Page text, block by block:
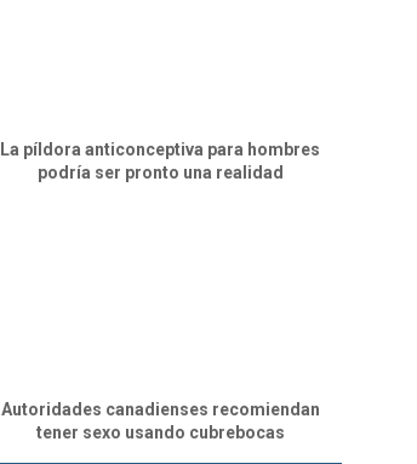
La píldora anticonceptiva para hombres
podría ser pronto una realidad
Autoridades canadienses recomiendan
tener sexo usando cubrebocas